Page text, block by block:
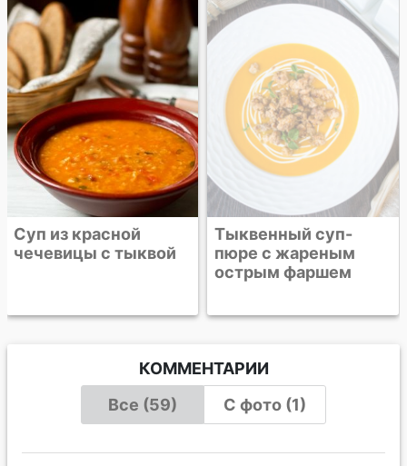
Суп из красной
чечевицы с тыквой
Тыквенный суп-
пюре с жареным
острым фаршем
КОММЕНТАРИИ
Все (59)
С фото (1)